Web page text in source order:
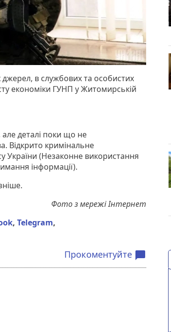
джерел, в службових та особистих
економіки ГУНП у Житомирській
деталі поки що не
Відкрито кримінальне
України (Незаконне використання
інформації).
Фото з мережі Інтернет
,Telegram,
Прокоментуйте chat_bubble